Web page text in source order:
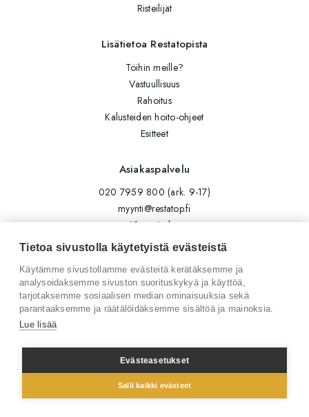
Risteilijät
Lisätietoa Restatopista
Töihin meille?
Vastuullisuus
Rahoitus
Kalusteiden hoito-ohjeet
Esitteet
Asiakaspalvelu
020 7959 800 (ark. 9-17)
myynti@restatop.fi
Yhteystiedot
Lähetä viesti
Seuraa meitä
Tilaa uutiskirje
Facebook
© 2026 Restatop Oy
Tietoa sivustolla käytetyistä evästeistä
Käytämme sivustollamme evästeitä kerätäksemme ja
analysoidaksemme sivuston suorituskykyä ja käyttöä,
tarjotaksemme sosiaalisen median ominaisuuksia sekä
parantaaksemme ja räätälöidäksemme sisältöä ja mainoksia.
Lue lisää
Evästeasetukset
Salli kaikki evästeet